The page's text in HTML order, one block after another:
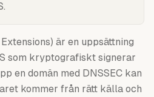
är en uppsättning
som kryptografiskt signerar
en domän med DNSSEC kan
kommer från rätt källa och